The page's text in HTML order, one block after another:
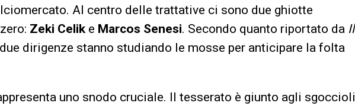
Al centro delle trattative ci sono due ghiotte
Zeki Celik e Marcos Senesi. Secondo quanto riportato da Il
dirigenze stanno studiando le mosse per anticipare la folta
uno snodo cruciale. Il tesserato è giunto agli sgoccioli